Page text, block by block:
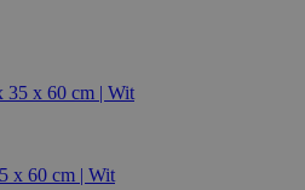
x 60 cm | Wit